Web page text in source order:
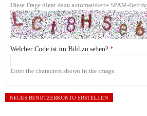
Diese Frage dient dazu automatisierte SPAM-
Welcher Code ist im Bild zu sehen? *
Enter the characters shown in the image.